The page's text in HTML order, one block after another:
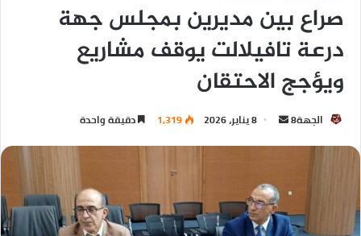
صراع بين مديرين بمجلس جهة
درعة تافيلالت يوقف مشاريع
ويؤجج الاحتقان
الجهة8 8 يناير، 2026 1,319 دقيقة واحدة